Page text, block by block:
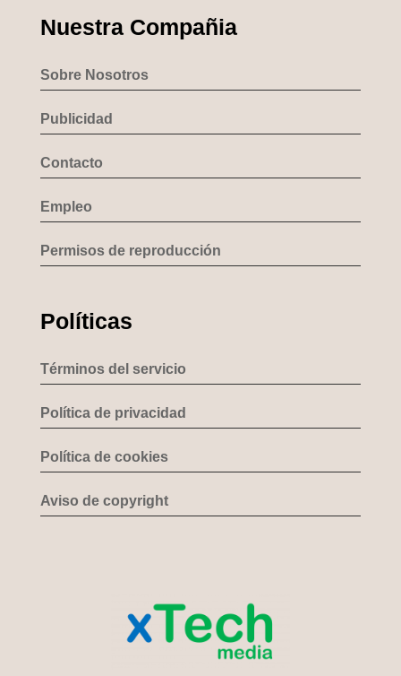
Nuestra Compañia
Sobre Nosotros
Publicidad
Contacto
Empleo
Permisos de reproducción
Políticas
Términos del servicio
Política de privacidad
Política de cookies
Aviso de copyright